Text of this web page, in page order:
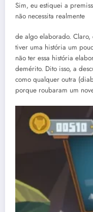
Sim, eu estiquei a
não necessita realmente
de algo elaborado.
tiver uma história um
não ter essa história
demérito. Dito isso, a
como qualquer outra
porque roubaram um